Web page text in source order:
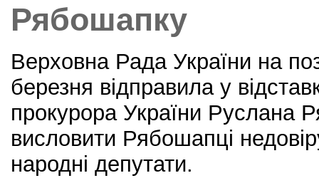
Рябошапку
Верховна Рада України на
березня відправила у
прокурора України Руслана
висловити Рябошапці
народні депутати.